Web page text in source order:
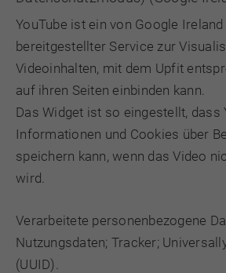
YouTube ist ein von Google
bereitgestellter Service zur
Videoinhalten, mit dem Upfit
auf ihren Seiten einbinden kann.
Das Widget ist so eingestellt, dass
Informationen und Cookies über
speichern kann, wenn das Video
wird.
Verarbeitete personenbezogene
Nutzungsdaten; Tracker;
(UUID).